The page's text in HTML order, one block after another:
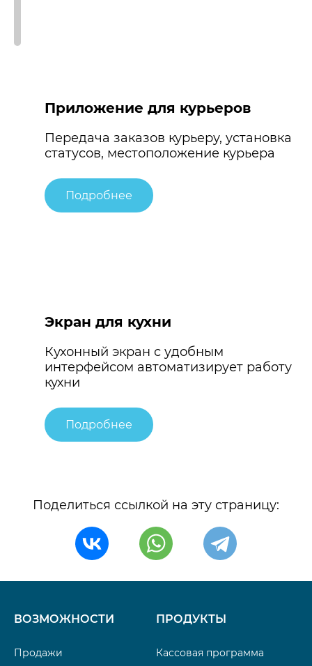
Приложение для курьеров
Передача заказов курьеру, установка
статусов, местоположение курьера
Подробнее
Экран для кухни
Кухонный экран с удобным
интерфейсом автоматизирует работу
кухни
Подробнее
Поделиться ссылкой на эту страницу:
ВОЗМОЖНОСТИ
Продажи
ПРОДУКТЫ
Кассовая программа